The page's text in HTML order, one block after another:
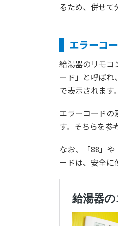
るため、併せて
エラーコ
給湯器のリモコ
ード」と呼ばれ
で表示されます。
エラーコードの
す。そちらを参
なお、「88」
ードは、安全に